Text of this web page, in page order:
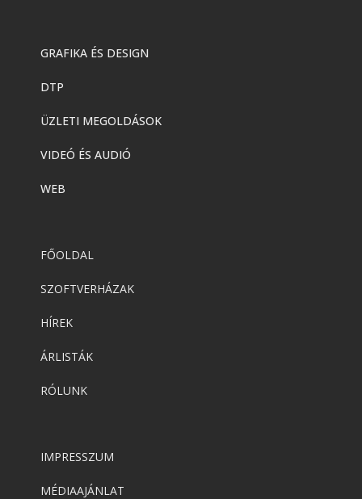
GRAFIKA ÉS DESIGN
DTP
ÜZLETI MEGOLDÁSOK
VIDEÓ ÉS AUDIÓ
WEB
FŐOLDAL
SZOFTVERHÁZAK
HÍREK
ÁRLISTÁK
RÓLUNK
IMPRESSZUM
MÉDIAAJÁNLAT